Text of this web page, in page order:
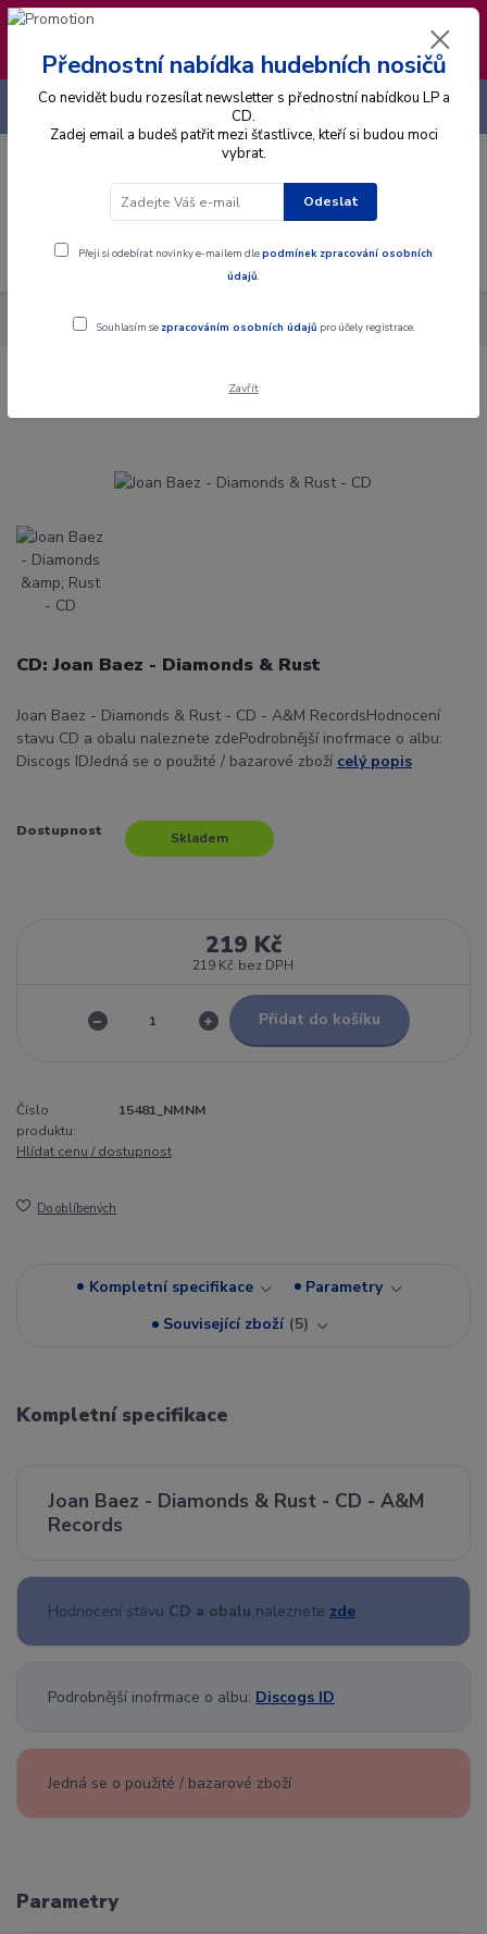
❣️ Od 4.8. do 13.8. čerpám dovolenou. Datum
expedice objednávek se posouvá na pátek
14.8.2026 🐋
Menu
CZK
+420 725 736 293
Alba CD Joan Baez - Diamonds & Rust - CD
Joan Baez - Diamonds & Rust - CD
CD: Joan Baez - Diamonds & Rust
Joan Baez - Diamonds & Rust - CD - A&M RecordsHodnocení
stavu CD a obalu naleznete zdePodrobnější inofrmace o albu:
Discogs IDJedná se o použité / bazarové zboží celý popis
Dostupnost Skladem
219 Kč
219 Kč bez DPH
Přidat do košíku
Číslo
produktu:
15481_NMNM
Hlídat cenu / dostupnost
Do oblíbených
Kompletní specifikace
Parametry
Související zboží 5
Kompletní specifikace
Joan Baez - Diamonds & Rust - CD - A&M
Records
Hodnocení stavu CD a obalu naleznete zde
Podrobnější inofrmace o albu: Discogs ID
Jedná se o použité / bazarové zboží
Parametry
Přednostní nabídka hudebních nosičů
Co nevidět budu rozesílat newsletter s přednostní nabídkou LP a
CD.
Zadej email a budeš patřit mezi šťastlivce, kteří si budou moci
vybrat.
Odeslat
Přeji si odebírat novinky e-mailem dlepodmínek zpracování osobních
údajů.
Souhlasím se zpracováním osobních údajů pro účely registrace.
Zavřít